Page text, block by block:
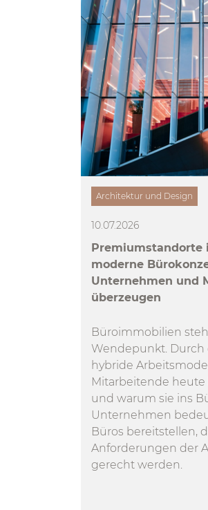
Architektur und Design
10.07.2026
Premiumstandorte
moderne
Unternehmen und
überzeugen
Büroimmobilien
Wendepunkt.
hybride
Mitarbeitende heute
und warum sie ins
Unternehmen
Büros bereitstellen,
Anforderungen der
gerecht werden.